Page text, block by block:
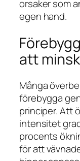
orsaker som
egen hand.
att
Många
förebygga
principer. Att
intensitet
procents
för att